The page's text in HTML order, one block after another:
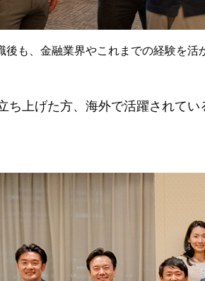
後も、金融業界やこれまでの経験を
げた方、海外で活躍されて